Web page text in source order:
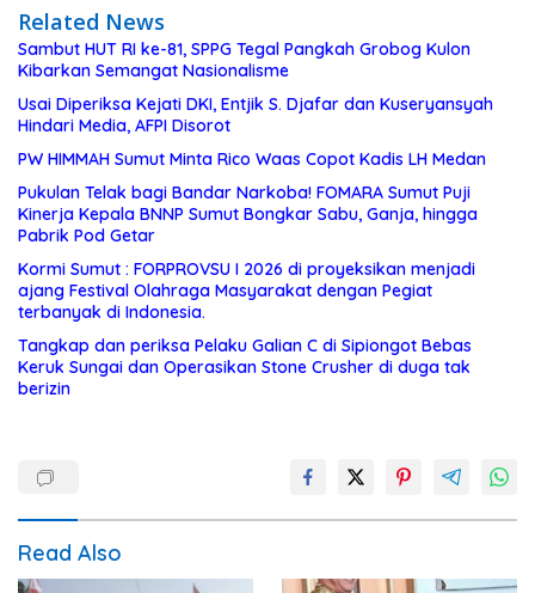
Related News
Sambut HUT RI ke-81, SPPG Tegal Pangkah Grobog Kulon
Kibarkan Semangat Nasionalisme
Usai Diperiksa Kejati DKI, Entjik S. Djafar dan Kuseryansyah
Hindari Media, AFPI Disorot
PW HIMMAH Sumut Minta Rico Waas Copot Kadis LH Medan
Pukulan Telak bagi Bandar Narkoba! FOMARA Sumut Puji
Kinerja Kepala BNNP Sumut Bongkar Sabu, Ganja, hingga
Pabrik Pod Getar
Kormi Sumut : FORPROVSU I 2026 di proyeksikan menjadi
ajang Festival Olahraga Masyarakat dengan Pegiat
terbanyak di Indonesia.
Tangkap dan periksa Pelaku Galian C di Sipiongot Bebas
Keruk Sungai dan Operasikan Stone Crusher di duga tak
berizin
Read Also